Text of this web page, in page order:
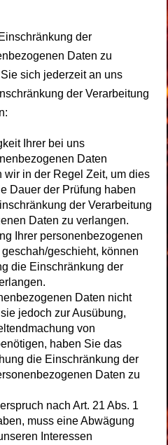
der
Daten zu
sich jederzeit an uns
der Verarbeitung
Ihrer bei uns
Daten
wir in der Regel Zeit, um dies
Dauer der Prüfung haben
der Verarbeitung
Daten zu verlangen.
Ihrer personenbezogenen
geschieht, können
die Einschränkung der
Daten nicht
jedoch zur Ausübung,
von
haben Sie das
die Einschränkung der
Daten zu
nach Art. 21 Abs. 1
muss eine Abwägung
Interessen